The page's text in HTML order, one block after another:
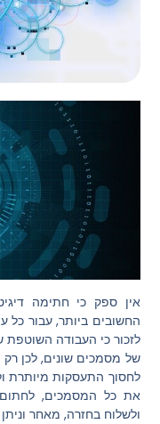
אין ספק כי חתימה
החשובים ביותר, עבור כל
לזכור כי העבודה השוטפת
של מסמכים שונים, לכן רק
לחסוך התעסקות מיותרת
את כל המסמכים, לחתום
ולשלוח בחזרה, מאחר